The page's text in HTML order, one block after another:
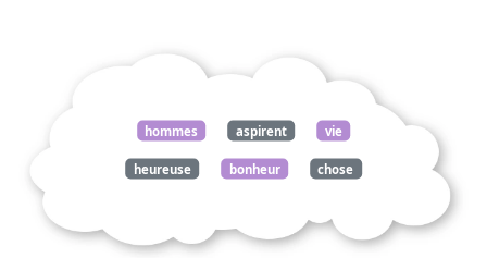
hommes aspirent vie
heureuse bonheur chose
384 322 commentez